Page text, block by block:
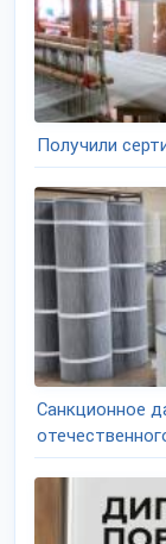
Получили
Санкционное